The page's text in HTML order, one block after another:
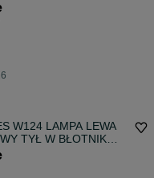
W124 LAMPA LEWA
TYŁ W BŁOTNIK